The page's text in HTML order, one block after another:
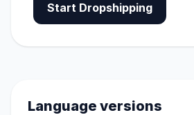
Start Dropshipping
Language versions